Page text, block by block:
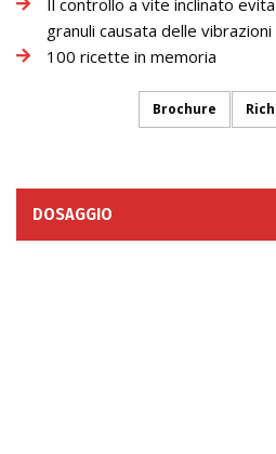
Il controllo a vite inclinato
granuli causata delle vibrazioni
100 ricette in memoria
Brochure
DOSAGGIO